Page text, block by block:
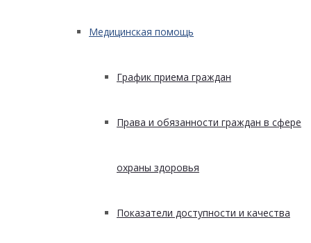
Медицинская помощь
График приема граждан
Права и обязанности граждан в сфере
охраны здоровья
Показатели доступности и качества